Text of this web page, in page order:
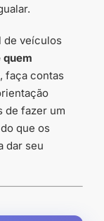
de veículos
quem
faça contas
de fazer um
que os
dar seu